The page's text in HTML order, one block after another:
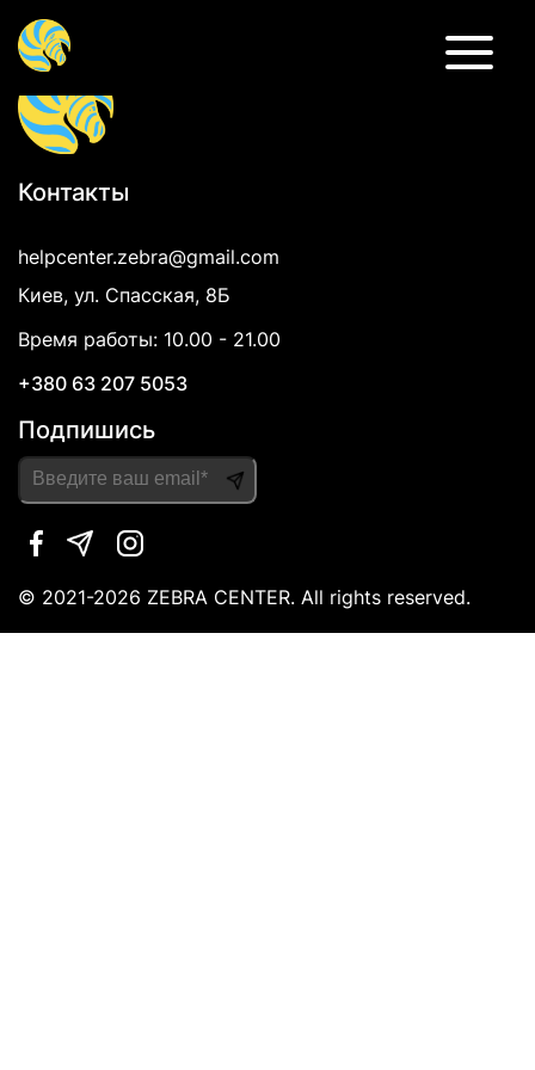
Психиатр
Контакты
helpcenter.zebra@gmail.com
Киев, ул. Спасская, 8Б
Время работы: 10.00 - 21.00
+380 63 207 5053
Подпишись
leave
field
empty.
© 2021-2026 ZEBRA CENTER. All rights reserved.